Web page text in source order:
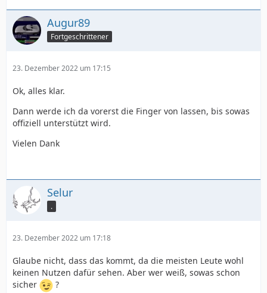
Augur89
Fortgeschrittener
23. Dezember 2022 um 17:15
Ok, alles klar.
Dann werde ich da vorerst die Finger von lassen, bis sowas
offiziell unterstützt wird.
Vielen Dank
Selur
.
23. Dezember 2022 um 17:18
Glaube nicht, dass das kommt, da die meisten Leute wohl
keinen Nutzen dafür sehen. Aber wer weiß, sowas schon
sicher
?